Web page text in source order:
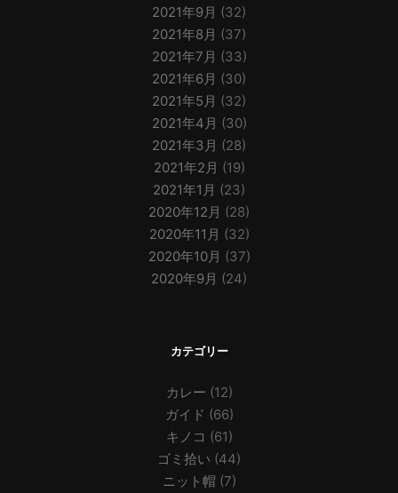
2021年9月 (32)
2021年8月 (37)
2021年7月 (33)
2021年6月 (30)
2021年5月 (32)
2021年4月 (30)
2021年3月 (28)
2021年2月 (19)
2021年1月 (23)
2020年12月 (28)
2020年11月 (32)
2020年10月 (37)
2020年9月 (24)
カテゴリー
カレー (12)
ガイド (66)
キノコ (61)
ゴミ拾い (44)
ニット帽 (7)